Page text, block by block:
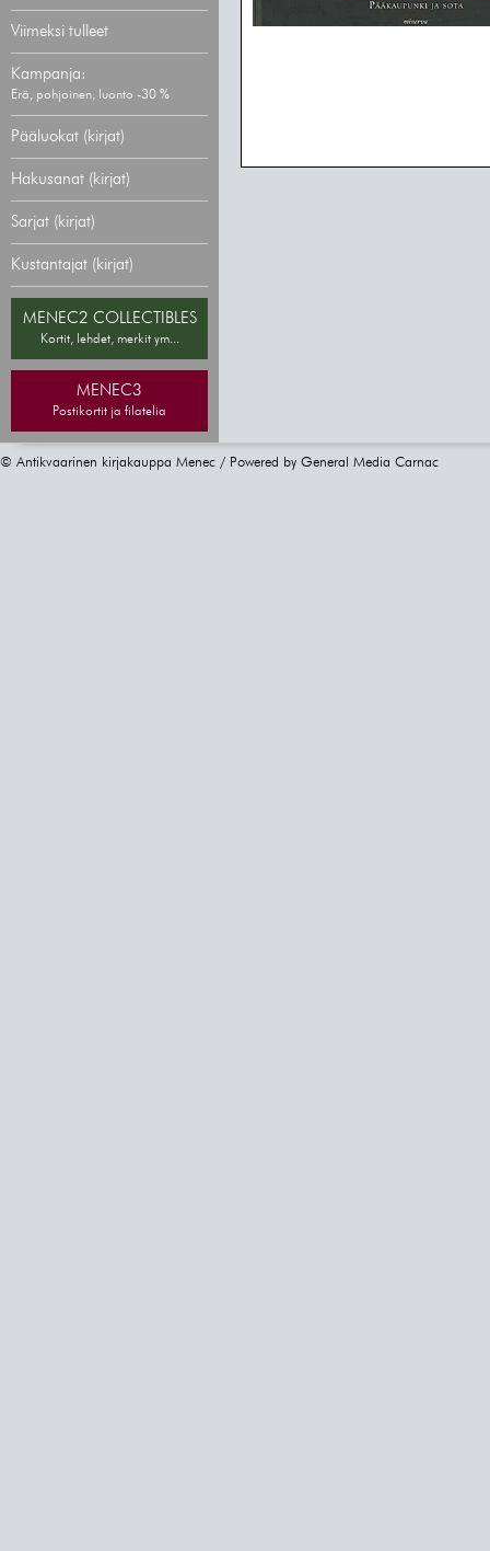
Viimeksi tulleet
Kampanja:
Erä, pohjoinen, luonto -30 %
Pääluokat (kirjat)
Hakusanat (kirjat)
Sarjat (kirjat)
Kustantajat (kirjat)
MENEC2 COLLECTIBLES
Kortit, lehdet, merkit ym...
MENEC3
Postikortit ja filatelia
© Antikvaarinen kirjakauppa Menec / Powered by General Media Carnac